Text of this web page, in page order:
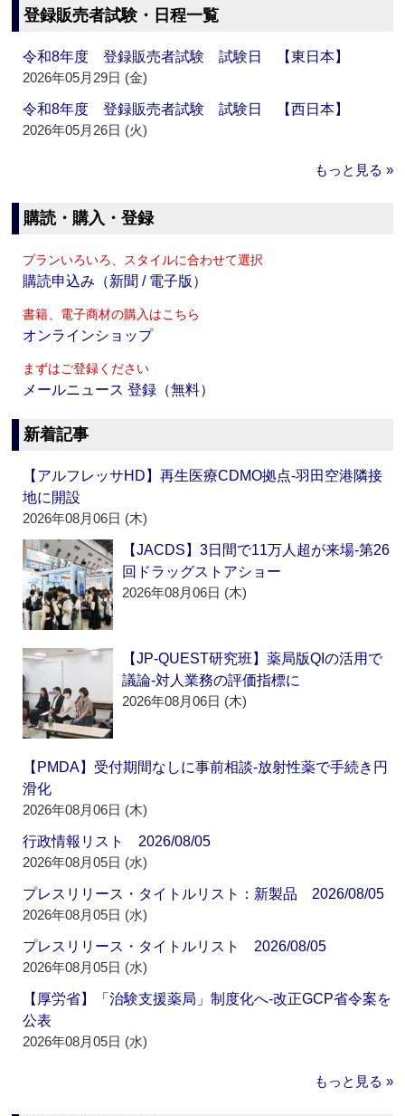
登録販売者試験・日程一覧
令和8年度 登録販売者試験 試験日 【東日本】
2026年05月29日 (金)
令和8年度 登録販売者試験 試験日 【西日本】
2026年05月26日 (火)
もっと見る »
購読・購入・登録
プランいろいろ、スタイルに合わせて選択
購読申込み（新聞 / 電子版）
書籍、電子商材の購入はこちら
オンラインショップ
まずはご登録ください
メールニュース 登録（無料）
新着記事
【アルフレッサHD】再生医療CDMO拠点‐羽田空港隣接
地に開設
2026年08月06日 (木)
【JACDS】3日間で11万人超が来場‐第26
回ドラッグストアショー
2026年08月06日 (木)
【JP-QUEST研究班】薬局版QIの活用で
議論‐対人業務の評価指標に
2026年08月06日 (木)
【PMDA】受付期間なしに事前相談‐放射性薬で手続き円
滑化
2026年08月06日 (木)
行政情報リスト 2026/08/05
2026年08月05日 (水)
プレスリリース・タイトルリスト：新製品 2026/08/05
2026年08月05日 (水)
プレスリリース・タイトルリスト 2026/08/05
2026年08月05日 (水)
【厚労省】「治験支援薬局」制度化へ‐改正GCP省令案を
公表
2026年08月05日 (水)
もっと見る »